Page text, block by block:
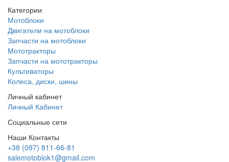
Категории
Мотоблоки
Двигатели на мотоблоки
Запчасти на мотоблоки
Мототракторы
Запчасти на мототракторы
Культиваторы
Колеса, диски, шины
Личный кабинет
Личный Кабинет
Социальные сети
Наши Контакты
+38 (097) 811-66-81
salemotoblok1@gmail.com